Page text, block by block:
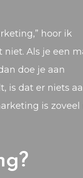
hoor ik
niet. Als je een
doe je aan
is dat er niets
is zoveel